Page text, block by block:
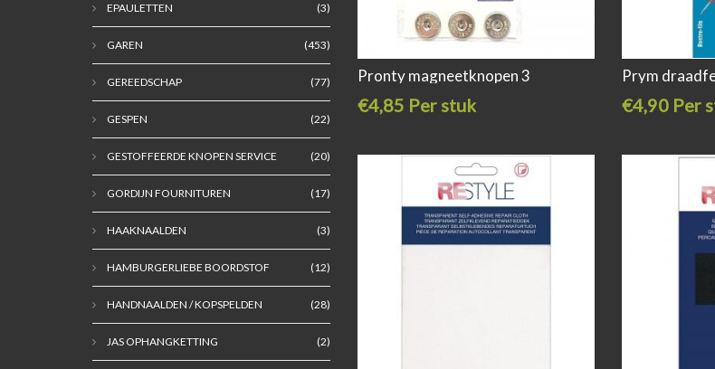
EPAULETTEN (3)
GAREN (453)
GEREEDSCHAP (77)
GESPEN (22)
GESTOFFEERDE KNOPEN SERVICE (20)
GORDIJN FOURNITUREN (17)
HAAKNAALDEN (3)
HAMBURGERLIEBE BOORDSTOF (12)
HANDNAALDEN / KOPSPELDEN (28)
JAS OPHANGKETTING (2)
Pronty magneetknopen 3
€4,85 Per stuk
Prym
€4,90 Per